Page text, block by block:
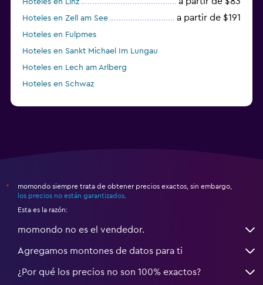
Hoteles en Linz
Hoteles en Zell am See a partir de $191
Hoteles en Fulpmes
Hoteles en Sankt Michael Im Lungau
Hoteles en Lech am Arlberg
Hoteles en Schwaz
*
momondo siempre trata de obtener precios exactos, sin embargo,
los precios no están garantizados
Esta es la razón:
momondo no es el vendedor.
Agregamos montones de datos para ti
¿Por qué los precios no son 100% exactos?